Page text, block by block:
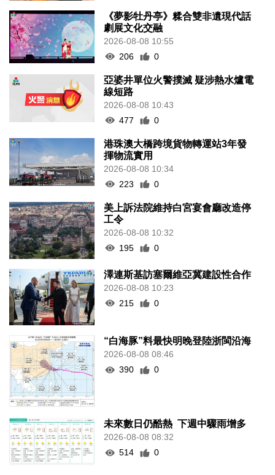
《夢影牡丹亭》糅合雙非遺現代話
劇展文化交融
2026-08-08 10:55
206
0
亞婆井單位火警撲滅 疑涉熱水爐電
線短路
2026-08-08 10:43
477
0
港珠澳大橋跨境貨物轉運站3年發
揮物流實用
2026-08-08 10:34
223
0
美上訴法院維持白宮宴會廳改造停
工令
2026-08-08 10:32
195
0
澤連斯基訪塞爾維亞冀建設性合作
2026-08-08 10:23
215
0
“白海豚”料最快明晚登陸浙閩沿海
2026-08-08 08:46
390
0
未來數日仍酷熱 下週中驟雨增多
2026-08-08 08:32
514
0